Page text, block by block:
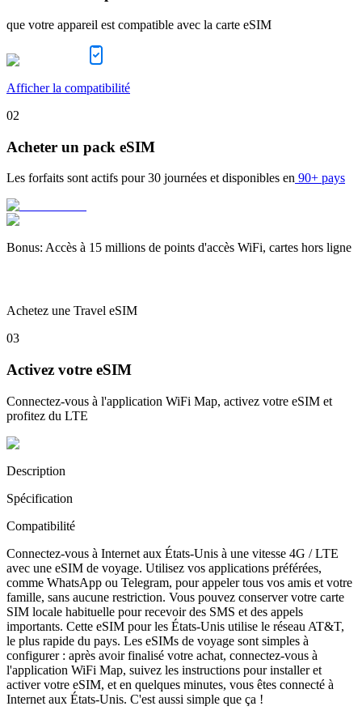
que votre appareil est compatible avec la carte eSIM
Afficher la compatibilité
02
Acheter un pack eSIM
Les forfaits sont actifs pour 30 journées et disponibles en 90+ pays
Bonus: Accès à 15 millions de points d'accès WiFi, cartes hors ligne
Achetez une Travel eSIM
03
Activez votre eSIM
Connectez-vous à l'application WiFi Map, activez votre eSIM et
profitez du LTE
Description
Spécification
Compatibilité
Connectez-vous à Internet aux États-Unis à une vitesse 4G / LTE
avec une eSIM de voyage. Utilisez vos applications préférées,
comme WhatsApp ou Telegram, pour appeler tous vos amis et votre
famille, sans aucune restriction. Vous pouvez conserver votre carte
SIM locale habituelle pour recevoir des SMS et des appels
importants. Cette eSIM pour les États-Unis utilise le réseau AT&T,
le plus rapide du pays. Les eSIMs de voyage sont simples à
configurer : après avoir finalisé votre achat, connectez-vous à
l'application WiFi Map, suivez les instructions pour installer et
activer votre eSIM, et en quelques minutes, vous êtes connecté à
Internet aux États-Unis. C'est aussi simple que ça !